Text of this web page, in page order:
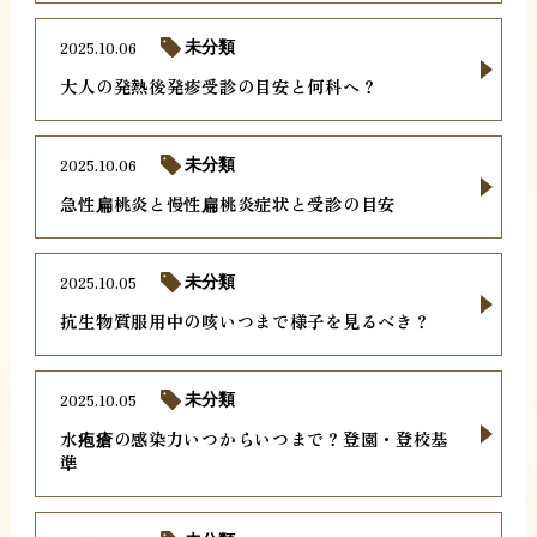
大人の発熱後発疹受診の目安と何科へ？
2025.10.06 未分類
急性扁桃炎と慢性扁桃炎症状と受診の目安
2025.10.06 未分類
抗生物質服用中の咳いつまで様子を見るべき？
2025.10.05 未分類
水疱瘡の感染力いつからいつまで？登園・登校基
準
2025.10.05 未分類